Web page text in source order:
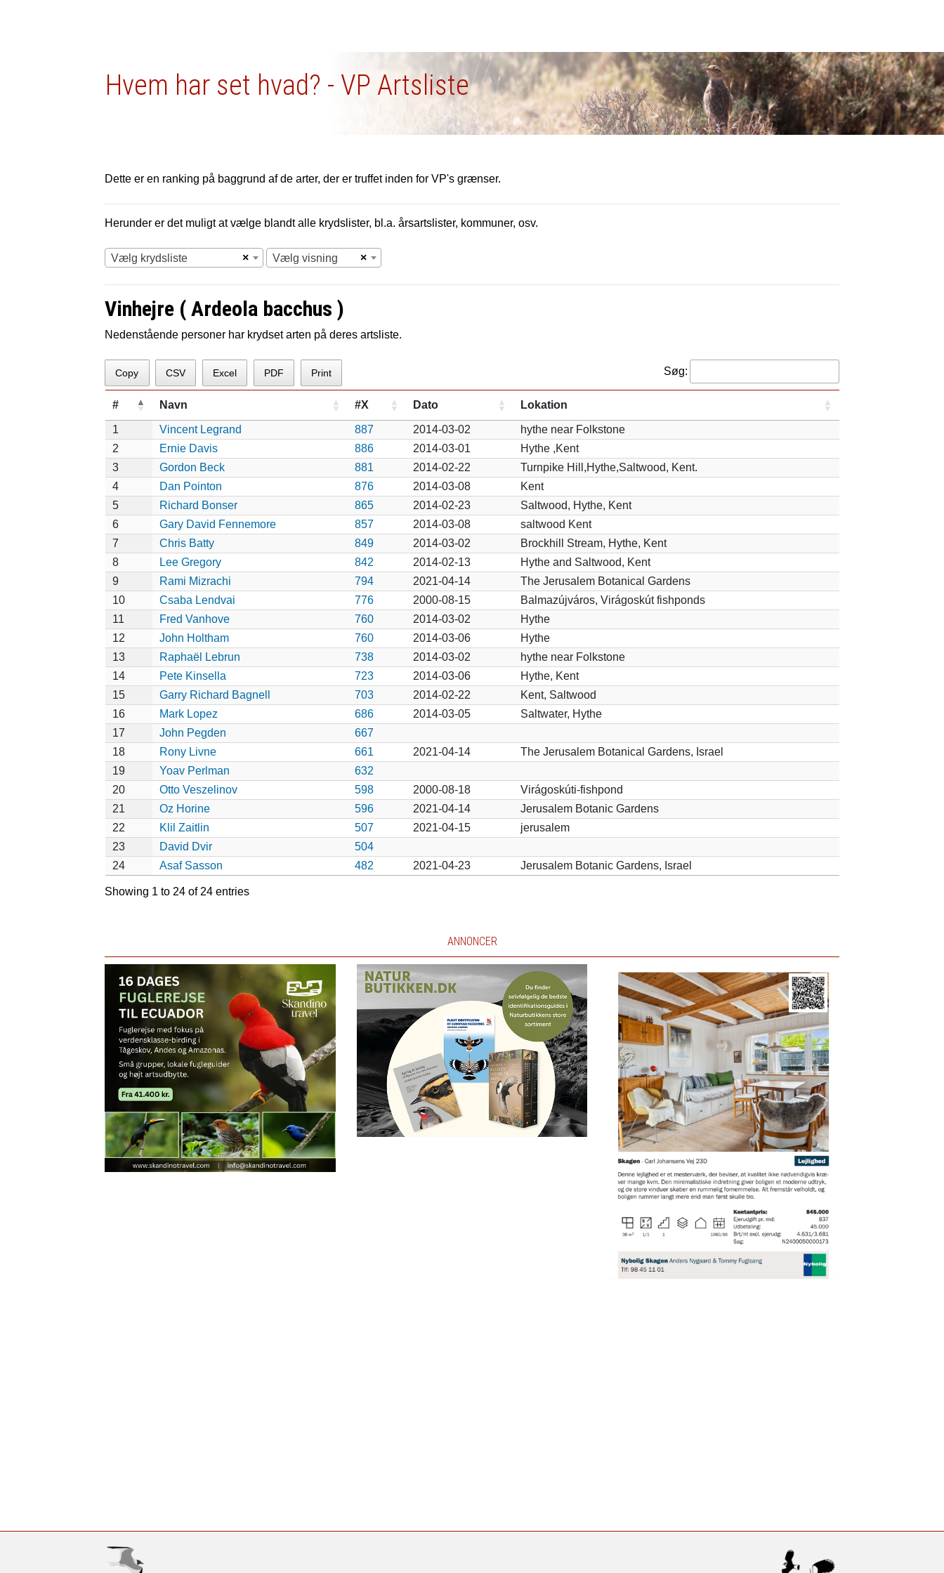
Hvem har set hvad? - VP Artsliste
Dette er en ranking på baggrund af de arter, der er truffet inden for VP's grænser.
Herunder er det muligt at vælge blandt alle krydslister, bl.a. årsartslister, kommuner, osv.
×
Vælg krydsliste ×
Vælg visning
Vinhejre ( Ardeola bacchus )
Nedenstående personer har krydset arten på deres artsliste.
Copy CSV Excel PDF Print Søg:
# Navn #X Dato Lokation
1 Vincent Legrand 887 2014-03-02
hythe near Folkstone
2
Ernie Davis 886 2014-03-01
Hythe ,Kent
3
Gordon Beck 881 2014-02-22
Turnpike Hill,Hythe,Saltwood, Kent.
4
Dan Pointon 876 2014-03-08
Kent
5
Richard Bonser 865 2014-02-23
Saltwood, Hythe, Kent
6
Gary David Fennemore 857 2014-03-08
saltwood Kent
7
Chris Batty 849 2014-03-02
Brockhill Stream, Hythe, Kent
8
Lee Gregory 842 2014-02-13
Hythe and Saltwood, Kent
9
Rami Mizrachi 794 2021-04-14
The Jerusalem Botanical Gardens
10
Csaba Lendvai 776 2000-08-15
Balmazújváros, Virágoskút fishponds
11
Fred Vanhove 760 2014-03-02
Hythe
12
John Holtham 760 2014-03-06
Hythe
13
Raphaël Lebrun 738 2014-03-02
hythe near Folkstone
14
Pete Kinsella 723 2014-03-06
Hythe, Kent
15
Garry Richard Bagnell 703 2014-02-22
Kent, Saltwood
16
Mark Lopez 686 2014-03-05
Saltwater, Hythe
17
John Pegden
667
18
Rony Livne 661 2021-04-14
The Jerusalem Botanical Gardens, Israel
19
Yoav Perlman
632
20
Otto Veszelinov 598 2000-08-18
Virágoskúti-fishpond
21
Oz Horine 596 2021-04-14
Jerusalem Botanic Gardens
22
Klil Zaitlin 507 2021-04-15
jerusalem
23
David Dvir
504
24
Asaf Sasson 482 2021-04-23 Jerusalem Botanic Gardens, Israel
Showing 1 to 24 of 24 entries
ANNONCER